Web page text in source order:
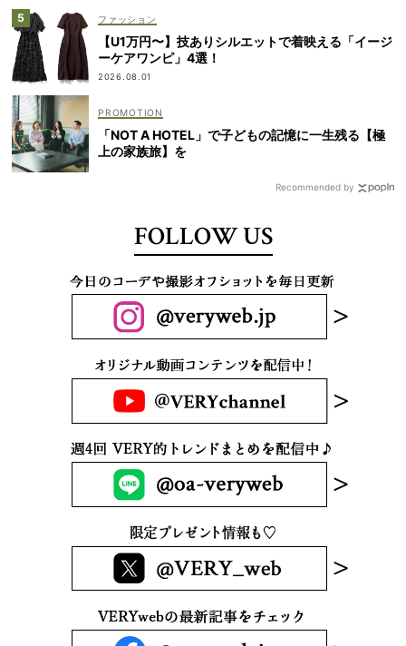
ファッション
【U1万円〜】技ありシルエットで着映える「イージ
ーケアワンピ」4選！
2026.08.01
「NOT A HOTEL」で子どもの記憶に一生残る【極
上の家族旅】を
Recommended by
FOLLOW US